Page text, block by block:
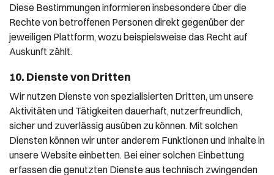
Diese Bestimmungen informieren insbesondere über die
Rechte von betroffenen Personen direkt gegenüber der
jeweiligen Plattform, wozu beispielsweise das Recht auf
Auskunft zählt.
10. Dienste von Dritten
Wir nutzen Dienste von spezialisierten Dritten, um unsere
Aktivitäten und Tätigkeiten dauerhaft, nutzerfreundlich,
sicher und zuverlässig ausüben zu können. Mit solchen
Diensten können wir unter anderem Funktionen und Inhalte in
unsere Website einbetten. Bei einer solchen Einbettung
erfassen die genutzten Dienste aus technisch zwingenden